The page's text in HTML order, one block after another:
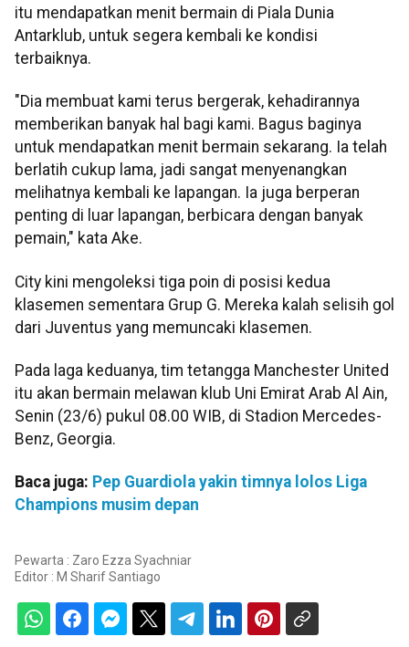
itu mendapatkan menit bermain di Piala Dunia
Antarklub, untuk segera kembali ke kondisi
terbaiknya.
"Dia membuat kami terus bergerak, kehadirannya
memberikan banyak hal bagi kami. Bagus baginya
untuk mendapatkan menit bermain sekarang. Ia telah
berlatih cukup lama, jadi sangat menyenangkan
melihatnya kembali ke lapangan. Ia juga berperan
penting di luar lapangan, berbicara dengan banyak
pemain," kata Ake.
City kini mengoleksi tiga poin di posisi kedua
klasemen sementara Grup G. Mereka kalah selisih gol
dari Juventus yang memuncaki klasemen.
Pada laga keduanya, tim tetangga Manchester United
itu akan bermain melawan klub Uni Emirat Arab Al Ain,
Senin (23/6) pukul 08.00 WIB, di Stadion Mercedes-
Benz, Georgia.
Baca juga: Pep Guardiola yakin timnya lolos Liga
Champions musim depan
Pewarta : Zaro Ezza Syachniar
Editor : M Sharif Santiago